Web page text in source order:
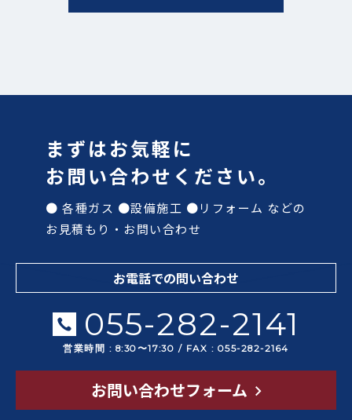
まずはお気軽に
お問い合わせください。
● 各種ガス ●設備施工 ●リフォーム などの
お見積もり・お問い合わせ
お電話での問い合わせ
055-282-2141
営業時間 : 8:30〜17:30 / FAX : 055-282-2164
お問い合わせフォーム